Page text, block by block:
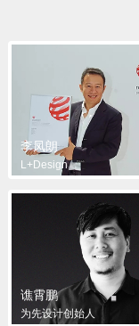
李凤朗
L+Design
谯霄鹏
为先设计创始人